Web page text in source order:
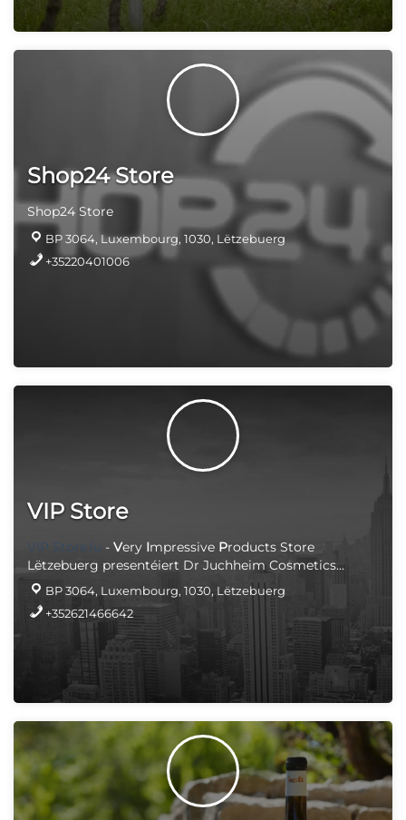
Shop24 Store
Shop24 Store
BP 3064, Luxembourg, 1030, Lëtzebuerg
+35220401006
VIP Store
VIP Store.lu - Very Impressive Products Store
Lëtzebuerg presentéiert Dr Juchheim Cosmetics
Produiten
BP 3064, Luxembourg, 1030, Lëtzebuerg
+352621466642